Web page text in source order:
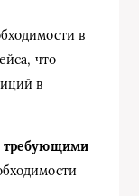
в
что
в
требующими